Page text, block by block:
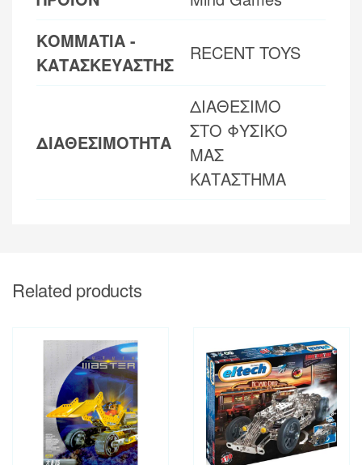
ΚΟΜΜΑΤΙΑ -
ΚΑΤΑΣΚΕΥΑΣΤΗΣ
RECENT TOYS
ΔΙΑΘΕΣΙΜΟΤΗΤΑ
ΔΙΑΘΕΣΙΜΟ
ΣΤΟ ΦΥΣΙΚΟ
ΜΑΣ
ΚΑΤΑΣΤΗΜΑ
Related products